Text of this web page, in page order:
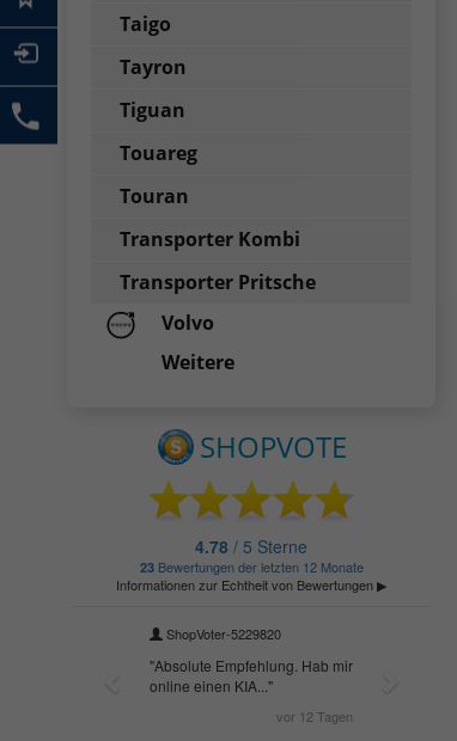
Taigo
Tayron
Tiguan
Touareg
Touran
Transporter Kombi
Transporter Pritsche
Volvo
Weitere